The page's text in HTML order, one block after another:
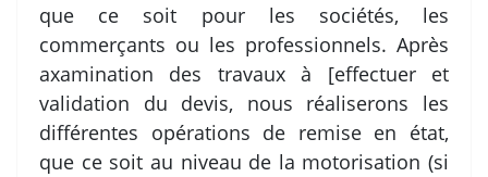
que ce soit pour les sociétés, les
commerçants ou les professionnels. Après
axamination des travaux à [effectuer et
validation du devis, nous réaliserons les
différentes opérations de remise en état,
que ce soit au niveau de la motorisation (si